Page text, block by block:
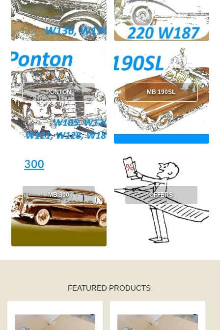
PONTON MB 190SL
MB 300 OFFERS
FEATURED PRODUCTS